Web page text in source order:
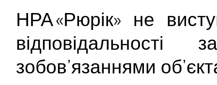
НРА «Рюрік» не
зобов’язаннями